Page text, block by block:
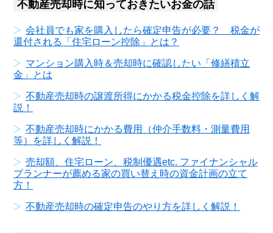
不動産売却時に知っておきたいお金の話
会社員でも家を購入したら確定申告が必要？ 税金が
還付される「住宅ローン控除」とは？
マンション購入時＆売却時に確認したい「修繕積立
金」とは
不動産売却時の譲渡所得にかかる税金控除を詳しく解
説！
不動産売却時にかかる費用（仲介手数料・測量費用
等）を詳しく解説！
売却額、住宅ローン、税制優遇etc. ファイナンシャル
プランナーが薦める家の買い替え時の資金計画の立て
方！
不動産売却時の確定申告のやり方を詳しく解説！